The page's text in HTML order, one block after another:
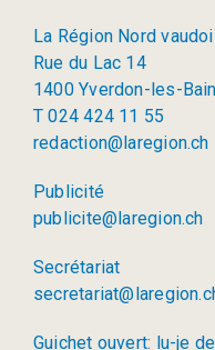
La Région Nord
Rue du Lac 14
1400 Yverdon-les-
T 024 424 11 55
redaction@laregion.ch
Publicité
publicite@laregion.ch
Secrétariat
Guichet ouvert: lu-je